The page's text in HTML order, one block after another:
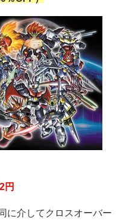
円
に介してクロスオーバー